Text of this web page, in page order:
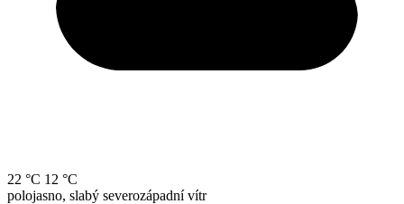
22 °C 12 °C
polojasno, slabý severozápadní vítr